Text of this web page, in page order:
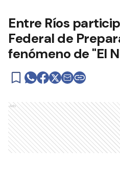
Entre Ríos
Federal de
fenómeno de "El
Ads